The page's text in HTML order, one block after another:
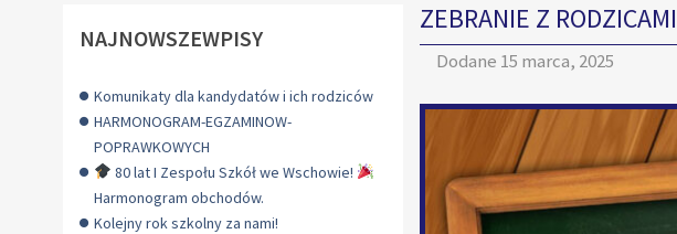
ZEBRANIE Z RODZICAMI
Dodane 15 marca, 2025
NAJNOWSZEWPISY
Komunikaty dla kandydatów i ich rodziców
HARMONOGRAM-EGZAMINOW-
POPRAWKOWYCH
80 lat I Zespołu Szkół we Wschowie!
Harmonogram obchodów.
Kolejny rok szkolny za nami!